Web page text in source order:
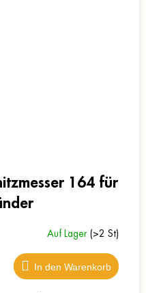
164 für
Auf Lager (>2 St)
In den Warenkorb